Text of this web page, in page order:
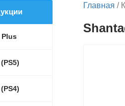
Главная /
Plus